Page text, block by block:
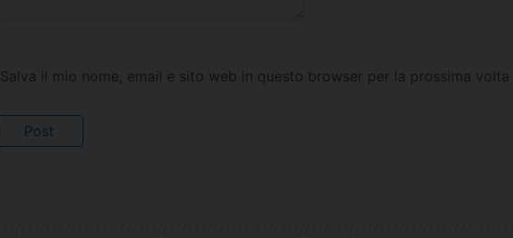
Salva il mio nome, email e sito web in questo browser per la prossima